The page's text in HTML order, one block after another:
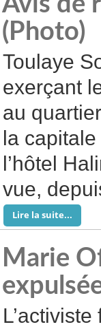
(Photo)
Toulaye
exerçant
au
la
l’hôtel
vue,
Lire la suite...
Marie